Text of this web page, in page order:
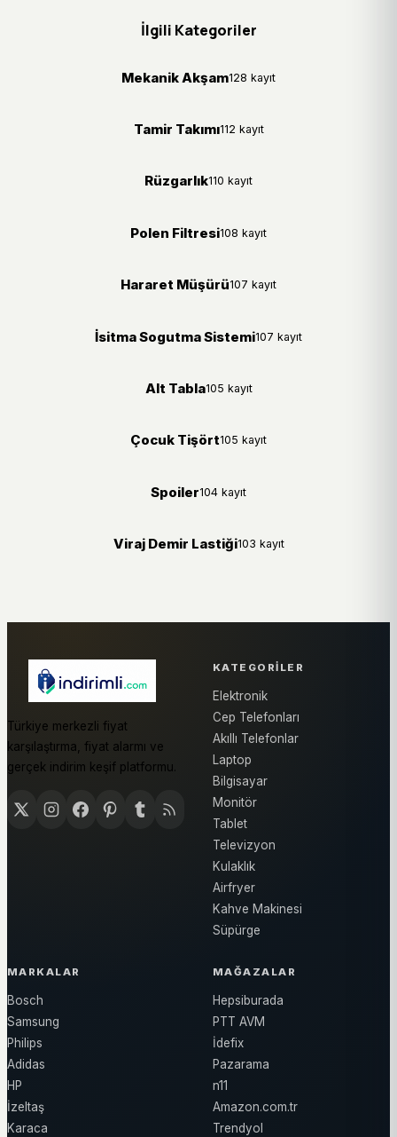
İlgili Kategoriler
Mekanik Akşam128 kayıt
Tamir Takımı112 kayıt
Rüzgarlık110 kayıt
Polen Filtresi108 kayıt
Hararet Müşürü107 kayıt
İsitma Sogutma Sistemi107 kayıt
Alt Tabla105 kayıt
Çocuk Tişört105 kayıt
Spoiler104 kayıt
Viraj Demir Lastiği103 kayıt
Türkiye merkezli fiyat
karşılaştırma, fiyat alarmı ve
gerçek indirim keşif platformu.
KATEGORILER
Elektronik
Cep Telefonları
Akıllı Telefonlar
Laptop
Bilgisayar
Monitör
Tablet
Televizyon
Kulaklık
Airfryer
Kahve Makinesi
Süpürge
MARKALAR
Bosch
Samsung
Philips
Adidas
HP
İzeltaş
Karaca
MAĞAZALAR
Hepsiburada
PTT AVM
İdefix
Pazarama
n11
Amazon.com.tr
Trendyol